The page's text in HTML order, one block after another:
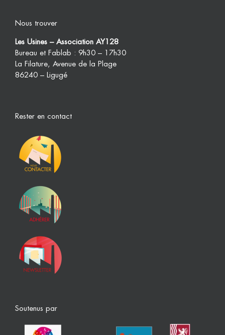
Nous trouver
Les Usines – Association AY128
Bureau et Fablab : 9h30 – 17h30
La Filature, Avenue de la Plage
86240 – Ligugé
Rester en contact
Soutenus par